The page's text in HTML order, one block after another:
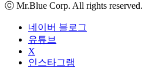
ⓒ Mr.Blue Corp. All rights reserved.
네이버 블로그
유튜브
X
인스타그램